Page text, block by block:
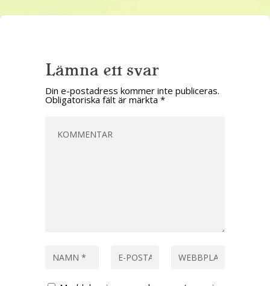
Lämna ett svar
Din e-postadress kommer inte publiceras.
Obligatoriska fält är märkta *